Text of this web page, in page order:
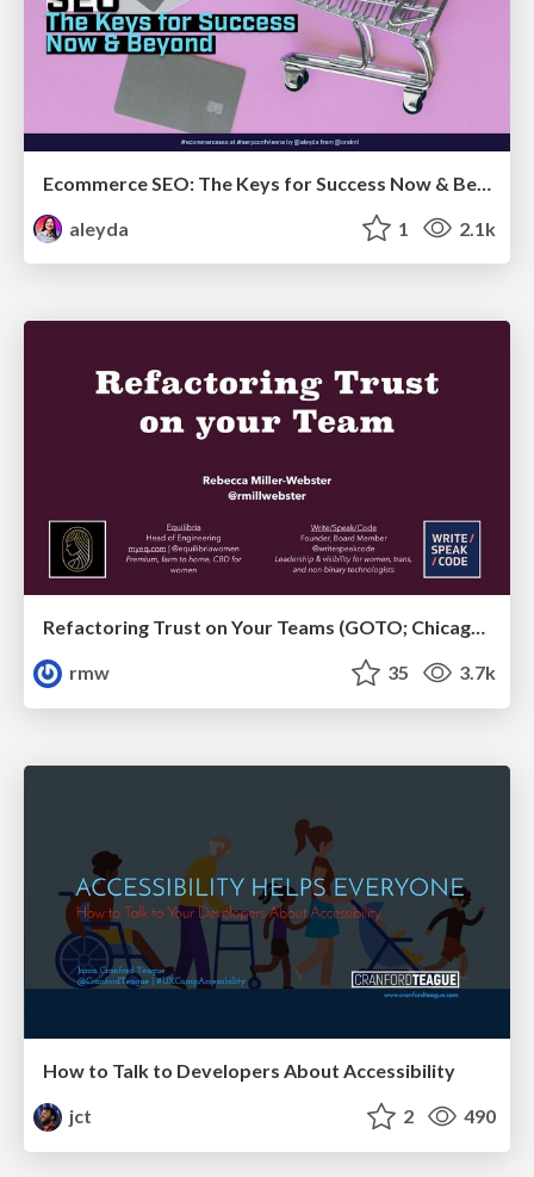
aleyda
1 2.1k
Refactoring Trust on Your Teams (GOTO; Chicago 2020)
rmw
35 3.7k
How to Talk to Developers About Accessibility
jct
2 490